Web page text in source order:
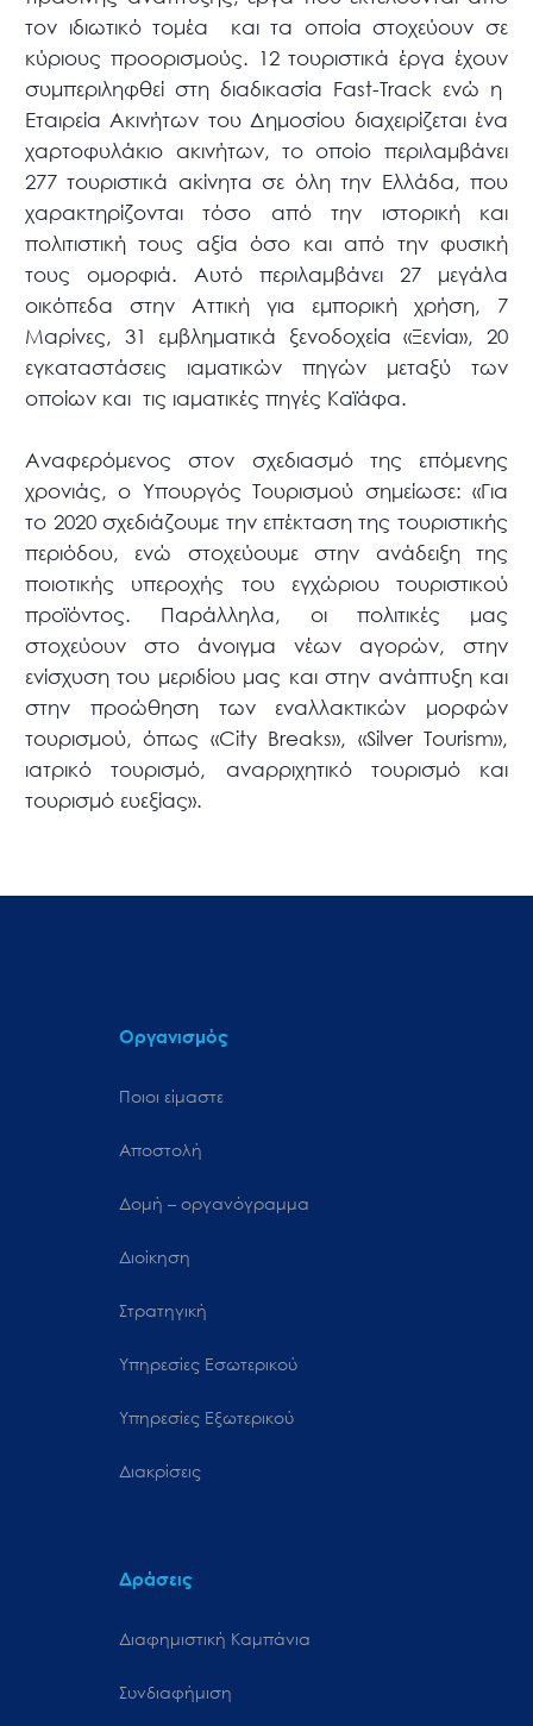
τον ιδιωτικό τομέα και τα οποία στοχεύουν σε
κύριους προορισμούς. 12 τουριστικά έργα έχουν
συμπεριληφθεί στη διαδικασία Fast-Track ενώ η
Εταιρεία Ακινήτων του Δημοσίου διαχειρίζεται ένα
χαρτοφυλάκιο ακινήτων, το οποίο περιλαμβάνει
277 τουριστικά ακίνητα σε όλη την Ελλάδα, που
χαρακτηρίζονται τόσο από την ιστορική και
πολιτιστική τους αξία όσο και από την φυσική
τους ομορφιά. Αυτό περιλαμβάνει 27 μεγάλα
οικόπεδα στην Αττική για εμπορική χρήση, 7
Μαρίνες, 31 εμβληματικά ξενοδοχεία «Ξενία», 20
εγκαταστάσεις ιαματικών πηγών μεταξύ των
οποίων και τις ιαματικές πηγές Καϊάφα.
Αναφερόμενος στον σχεδιασμό της επόμενης
χρονιάς, ο Υπουργός Τουρισμού σημείωσε: «Για
το 2020 σχεδιάζουμε την επέκταση της τουριστικής
περιόδου, ενώ στοχεύουμε στην ανάδειξη της
ποιοτικής υπεροχής του εγχώριου τουριστικού
προϊόντος. Παράλληλα, οι πολιτικές μας
στοχεύουν στο άνοιγμα νέων αγορών, στην
ενίσχυση του μεριδίου μας και στην ανάπτυξη και
στην προώθηση των εναλλακτικών μορφών
τουρισμού, όπως «City Breaks», «Silver Tourism»,
ιατρικό τουρισμό, αναρριχητικό τουρισμό και
τουρισμό ευεξίας».
Οργανισμός
Ποιοι είμαστε
Αποστολή
Δομή – οργανόγραμμα
Διοίκηση
Στρατηγική
Υπηρεσίες Εσωτερικού
Υπηρεσίες Εξωτερικού
Διακρίσεις
Δράσεις
Διαφημιστική Καμπάνια
Συνδιαφήμιση